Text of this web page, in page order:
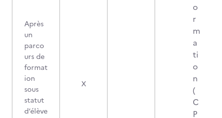
Après
un
parco
urs de
format
ion
sous
statut
d’élève
X
o
r
m
a
ti
o
n
(
C
P